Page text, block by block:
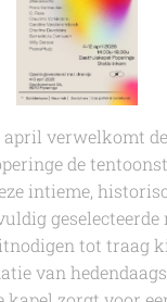
april verwelkomt
de
intieme,
geselecteerde
tot traag
van